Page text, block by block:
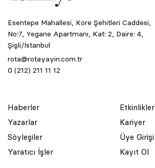
Esentepe Mahallesi, Kore Şehitleri Caddesi,
No:7, Yegane Apartmanı, Kat: 2, Daire: 4,
Şişli/İstanbul
rota@rotayayin.com.tr
0 (212) 211 11 12
Haberler
Yazarlar
Söyleşiler
Yaratıcı İşler
Etkinlikler
Kariyer
Üye Girişi
Kayıt Ol